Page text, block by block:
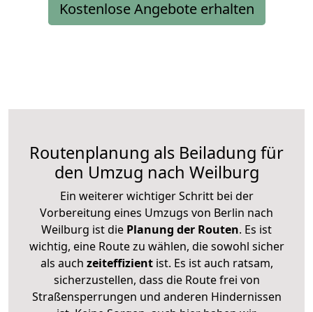
Kostenlose Angebote erhalten
Routenplanung als Beiladung für
den Umzug nach Weilburg
Ein weiterer wichtiger Schritt bei der
Vorbereitung eines Umzugs von Berlin nach
Weilburg ist die Planung der Routen. Es ist
wichtig, eine Route zu wählen, die sowohl sicher
als auch zeiteffizientist. Es ist auch ratsam,
sicherzustellen, dass die Route frei von
Straßensperrungen und anderen Hindernissen